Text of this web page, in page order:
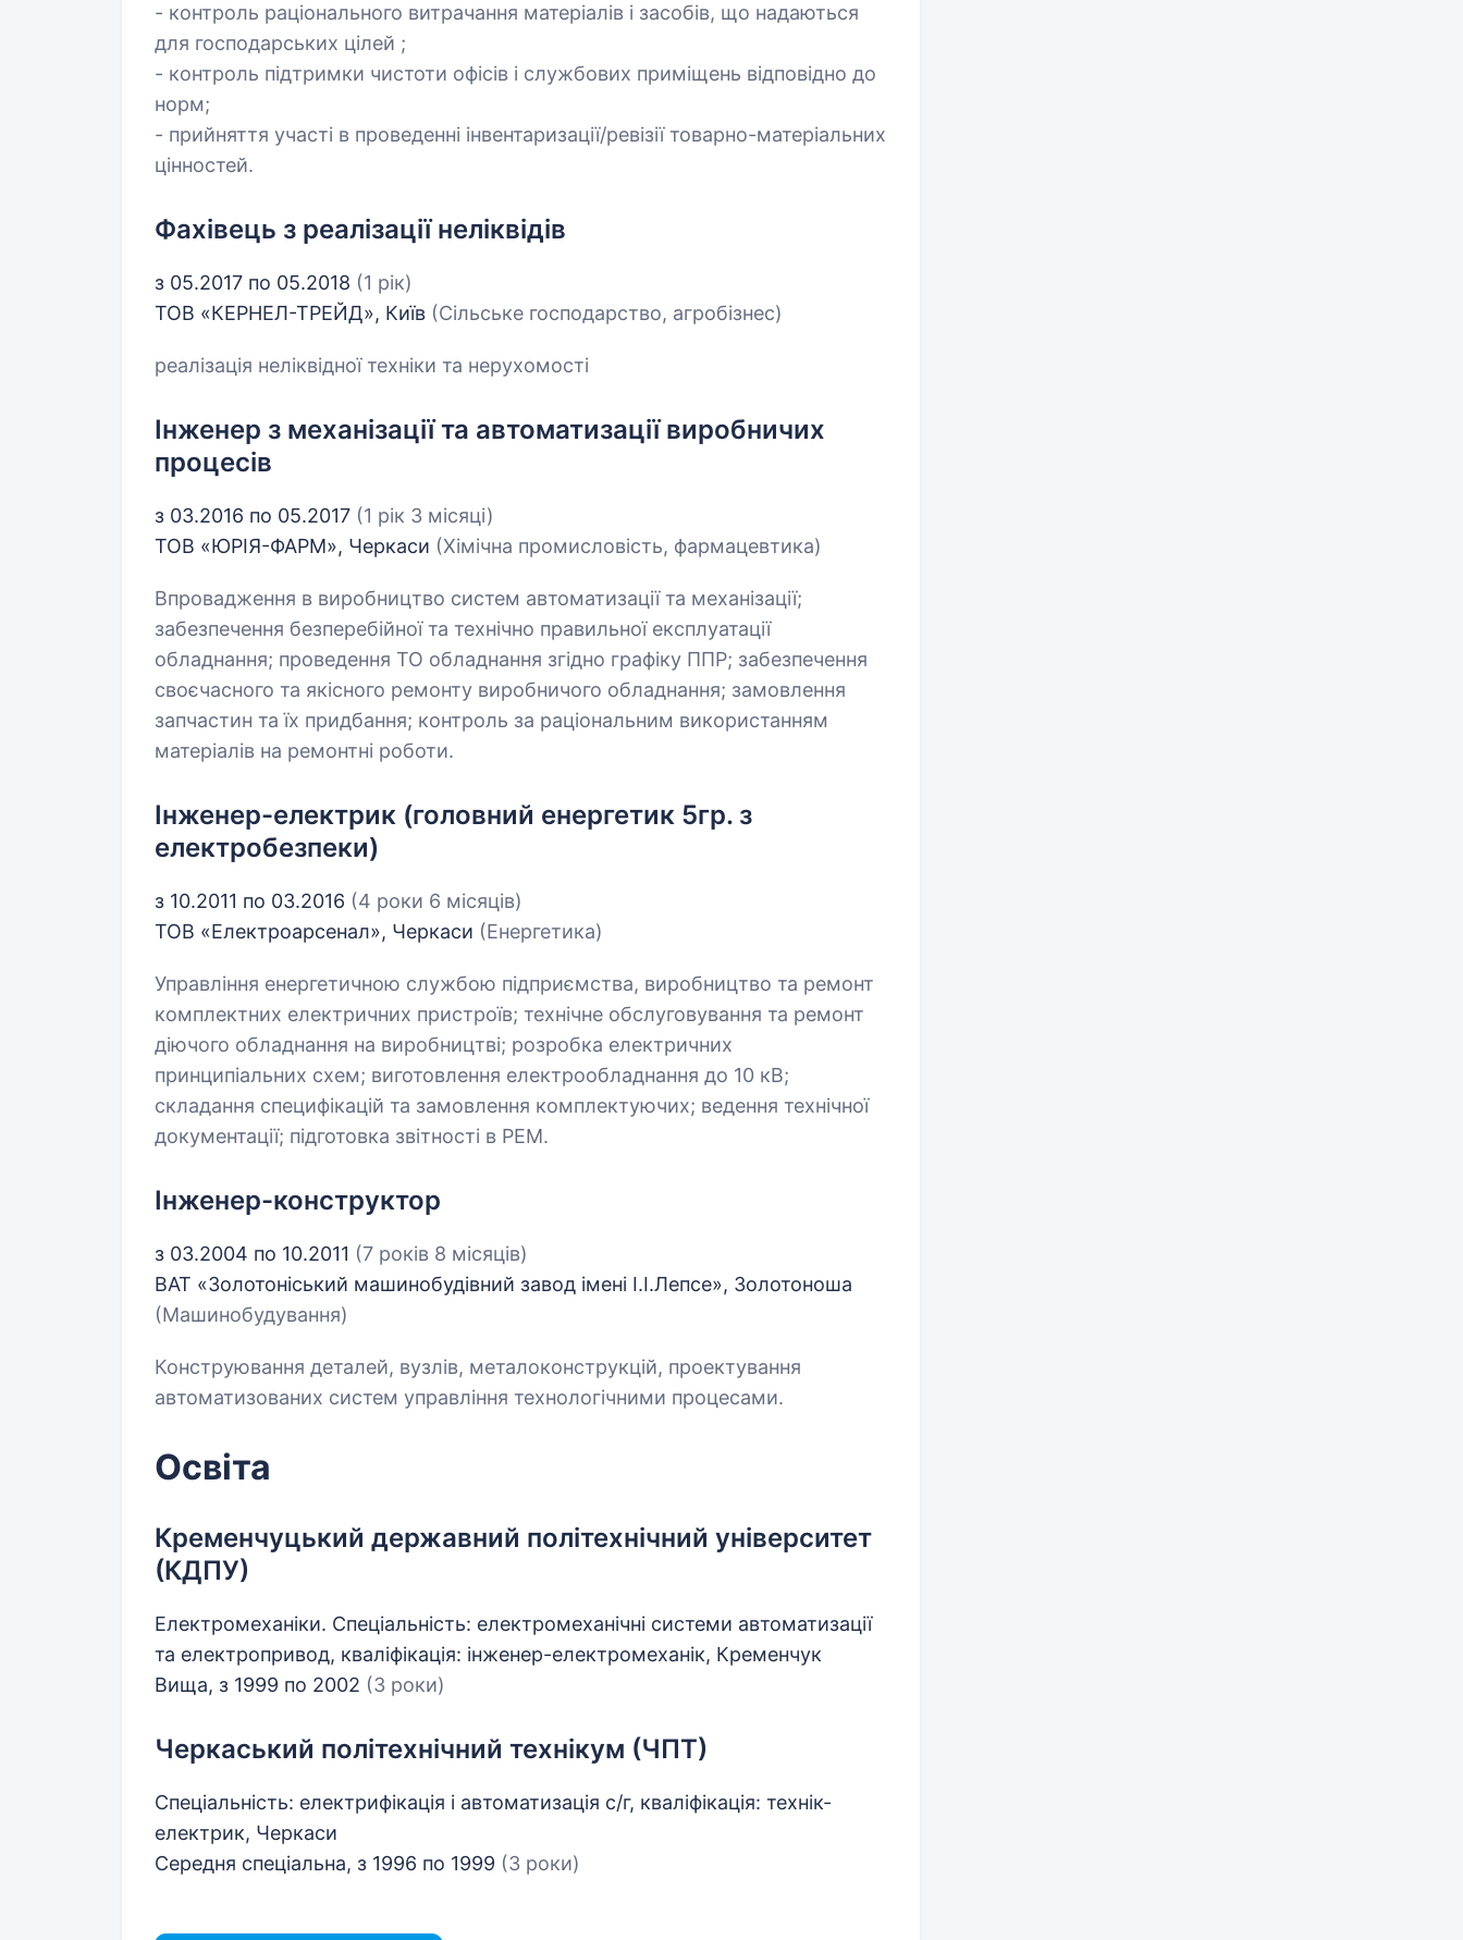
- контроль раціонального витрачання матеріалів і засобів, що надаються
для господарських цілей ;
- контроль підтримки чистоти офісів і службових приміщень відповідно до
норм;
- прийняття участі в проведенні інвентаризації/ревізії товарно-матеріальних
цінностей.
Фахівець з реалізації неліквідів
з 05.2017 по 05.2018 (1 рік)
ТОВ «КЕРНЕЛ-ТРЕЙД», Київ (Сільське господарство, агробізнес)
реалізація неліквідної техніки та нерухомості
Інженер з механізації та автоматизації виробничих
процесів
з 03.2016 по 05.2017 (1 рік 3 місяці)
ТОВ «ЮРІЯ-ФАРМ», Черкаси (Хімічна промисловість, фармацевтика)
Впровадження в виробництво систем автоматизації та механізації;
забезпечення безперебійної та технічно правильної експлуатації
обладнання; проведення ТО обладнання згідно графіку ППР; забезпечення
своєчасного та якісного ремонту виробничого обладнання; замовлення
запчастин та їх придбання; контроль за раціональним використанням
матеріалів на ремонтні роботи.
Інженер-електрик (головний енергетик 5гр. з
електробезпеки)
з 10.2011 по 03.2016 (4 роки 6 місяців)
ТОВ «Електроарсенал», Черкаси (Енергетика)
Управління енергетичною службою підприємства, виробництво та ремонт
комплектних електричних пристроїв; технічне обслуговування та ремонт
діючого обладнання на виробництві; розробка електричних
принципіальних схем; виготовлення електрообладнання до 10 кВ;
складання специфікацій та замовлення комплектуючих; ведення технічної
документації; підготовка звітності в РЕМ.
Інженер-конструктор
з 03.2004 по 10.2011 (7 років 8 місяців)
ВАТ «Золотоніський машинобудівний завод імені І.І.Лепсе», Золотоноша
(Машинобудування)
Конструювання деталей, вузлів, металоконструкцій, проектування
автоматизованих систем управління технологічними процесами.
Освіта
Кременчуцький державний політехнічний університет
(КДПУ)
Електромеханіки. Спеціальність: електромеханічні системи автоматизації
та електропривод, кваліфікація: інженер-електромеханік, Кременчук
Вища, з 1999 по 2002 (3 роки)
Черкаський політехнічний технікум (ЧПТ)
Спеціальність: електрифікація і автоматизація с/г, кваліфікація: технік-
електрик, Черкаси
Середня спеціальна, з 1996 по 1999 (3 роки)